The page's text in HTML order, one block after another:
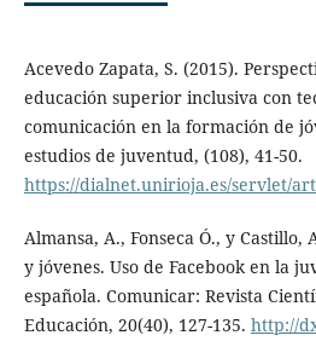
Acevedo Zapata, S. (2015).
educación superior inclusiva con
comunicación en la formación de
estudios de juventud, (108), 41-50.
https://dialnet.unirioja.es/servlet/
Almansa, A., Fonseca Ó., y Castillo,
y jóvenes. Uso de Facebook en la
española. Comunicar: Revista
Educación, 20(40), 127-135. http://